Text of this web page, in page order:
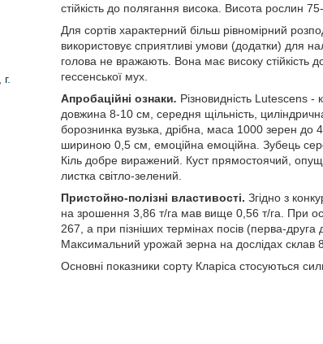
стійкість до полягання висока. Висота рослин
Для сортів характерний більш рівномірний
використовує сприятливі умови (додатки) для
голова не вражають. Вона має високу стійкість
гессенської мух.
Апробаційні ознаки. Різновидність Lutescens
довжина 8-10 см, середня щільність,
борознинка вузька, дрібна, маса 1000 зерен
шириною 0,5 см, емоційна емоційна. Зубець
Кіль добре виражений. Куст прямостоячий,
листка світло-зелений.
Пристойно-полізні властивості. Згідно з
на зрошення 3,86 т/га мав вище 0,56 т/га. При
267, а при пізніших термінах посів (перва-
Максимальний урожай зерна на дослідах склав
Основні показники сорту Кларіса стосуються